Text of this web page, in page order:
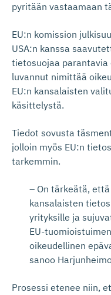
pyritään vastaamaan
EU:n komission
USA:n kanssa
tietosuojaa parantavia
luvannut nimittää
EU:n kansalaisten
käsittelystä.
Tiedot sovusta
jolloin myös EU:n
tarkemmin.
– On tärkeätä,
kansalaisten
yrityksille ja
EU-
oikeudellinen
sanoo
Prosessi etenee niin,